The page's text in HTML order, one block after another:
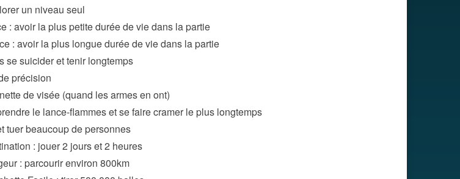
un niveau seul
: avoir la plus petite durée de vie dans la partie
: avoir la plus longue durée de vie dans la partie
se suicider et tenir longtemps
précision
de visée (quand les armes en ont)
le lance-flammes et se faire cramer le plus longtemps
tuer beaucoup de personnes
: jouer 2 jours et 2 heures
: parcourir environ 800km